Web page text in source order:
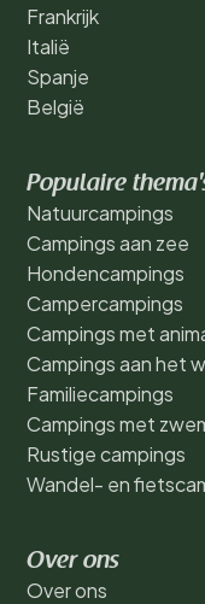
Frankrijk
Italië
Spanje
België
Populaire
Natuurcampings
Campings aan zee
Hondencampings
Campercampings
Campings met
Campings aan het
Familiecampings
Campings met
Rustige campings
Wandel- en
Over ons
Over ons